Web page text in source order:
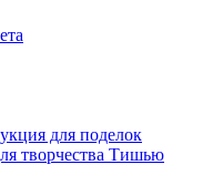
для поделок
творчества Тишью